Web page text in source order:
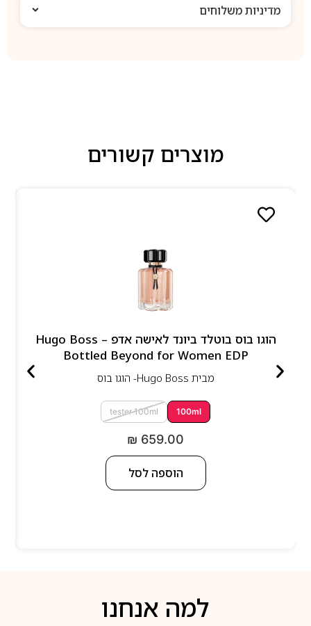
מדיניות משלוחים
מוצרים קשורים
הוגו בוס בוטלד ביונד לאישה אדפ – Hugo Boss
Bottled Beyond for Women EDP
מבית Hugo Boss- הוגו בוס
100ml
tester 100ml
₪ 659.00
הוספה לסל
למה אנחנו